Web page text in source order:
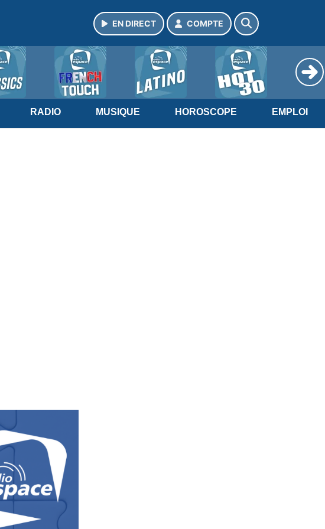
EN DIRECT COMPTE
RADIO MUSIQUE HOROSCOPE EMPLOI